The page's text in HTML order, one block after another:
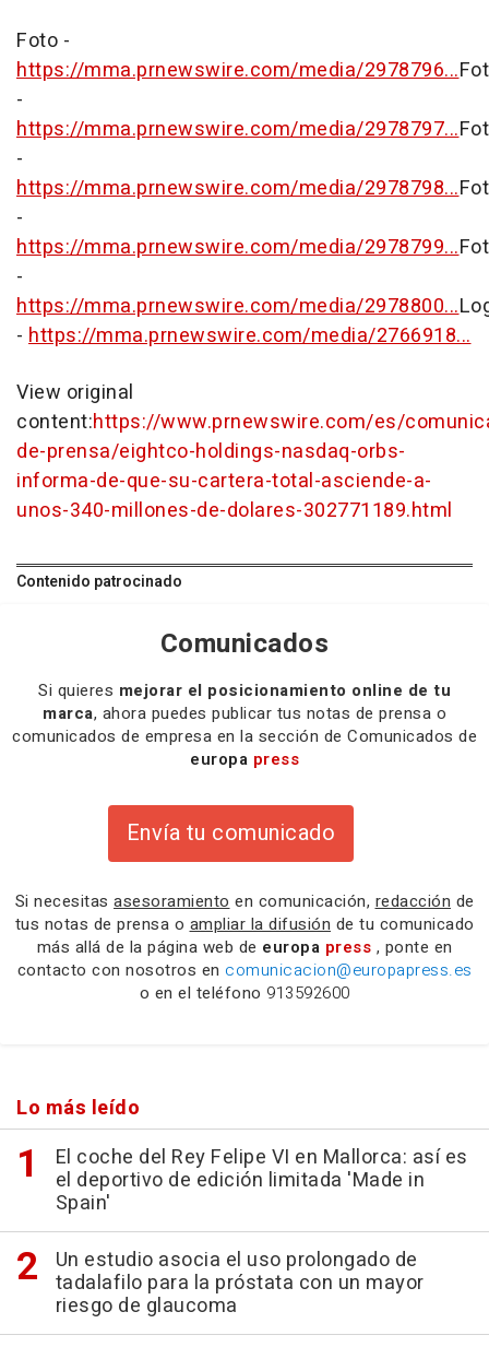
Foto -
https://mma.prnewswire.com/media/2978796...
-
https://mma.prnewswire.com/media/2978797...
-
https://mma.prnewswire.com/media/2978798...
-
https://mma.prnewswire.com/media/2978799...
-
https://mma.prnewswire.com/media/2978800...
- https://mma.prnewswire.com/media/2766918...
View original
content:https://www.prnewswire.com/es/
de-prensa/eightco-holdings-nasdaq-orbs-
informa-de-que-su-cartera-total-asciende-a-
unos-340-millones-de-dolares-302771189.html
Contenido patrocinado
Comunicados
Si quieres mejorar el posicionamiento online de tu
marca, ahora puedes publicar tus notas de prensa o
comunicados de empresa en la sección de Comunicados de
europa press
Envía tu comunicado
Si necesitas asesoramiento en comunicación, redacción de
tus notas de prensa o ampliar la difusión de tu comunicado
más allá de la página web de europa press , ponte en
contacto con nosotros en comunicacion@europapress.es
o en el teléfono 913592600
Lo más leído
El coche del Rey Felipe VI en Mallorca: así es
el deportivo de edición limitada 'Made in
Spain'
Un estudio asocia el uso prolongado de
tadalafilo para la próstata con un mayor
riesgo de glaucoma